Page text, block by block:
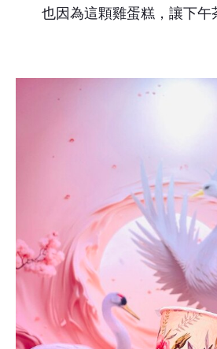
也因為這顆雞蛋糕，讓下午